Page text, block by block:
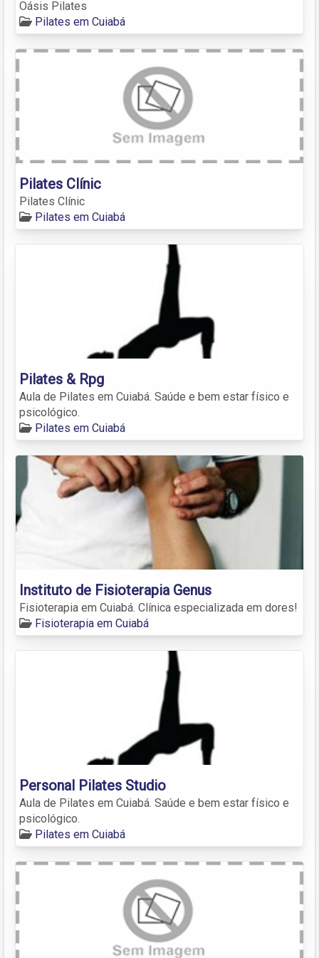
Oásis Pilates
Pilates em Cuiabá
Pilates Clínic
Pilates Clínic
Pilates em Cuiabá
Pilates & Rpg
Aula de Pilates em Cuiabá. Saúde e bem estar físico e
psicológico.
Pilates em Cuiabá
Instituto de Fisioterapia Genus
Fisioterapia em Cuiabá. Clínica especializada em dores!
Fisioterapia em Cuiabá
Personal Pilates Studio
Aula de Pilates em Cuiabá. Saúde e bem estar físico e
psicológico.
Pilates em Cuiabá